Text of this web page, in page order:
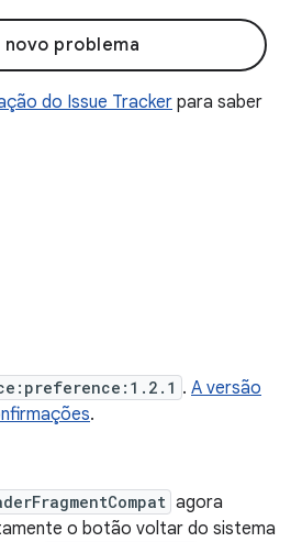
novo problema
do Issue Tracker para saber
. A versão
.
agora
o botão voltar do sistema